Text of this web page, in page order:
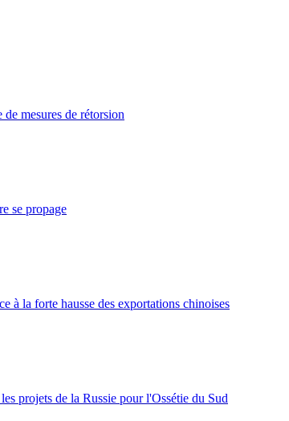
mesures de rétorsion
se propage
à la forte hausse des exportations chinoises
projets de la Russie pour l'Ossétie du Sud